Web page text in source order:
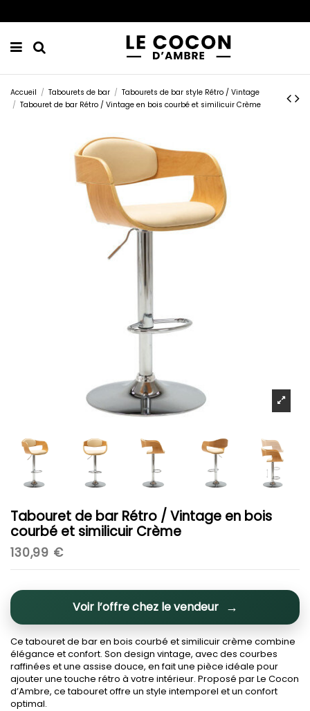
Accueil Tabourets de bar
Tabourets de bar style Rétro / Vintage
Tabouret de bar Rétro / Vintage en bois courbé et similicuir Crème
Tabouret de bar Rétro / Vintage en bois
courbé et similicuir Crème
130,99 €
Voir l’offre chez le vendeur
Ce tabouret de bar en bois courbé et similicuir crème combine
élégance et confort. Son design vintage, avec des courbes
raffinées et une assise douce, en fait une pièce idéale pour
ajouter une touche rétro à votre intérieur. Proposé par Le Cocon
d’Ambre, ce tabouret offre un style intemporel et un confort
optimal.